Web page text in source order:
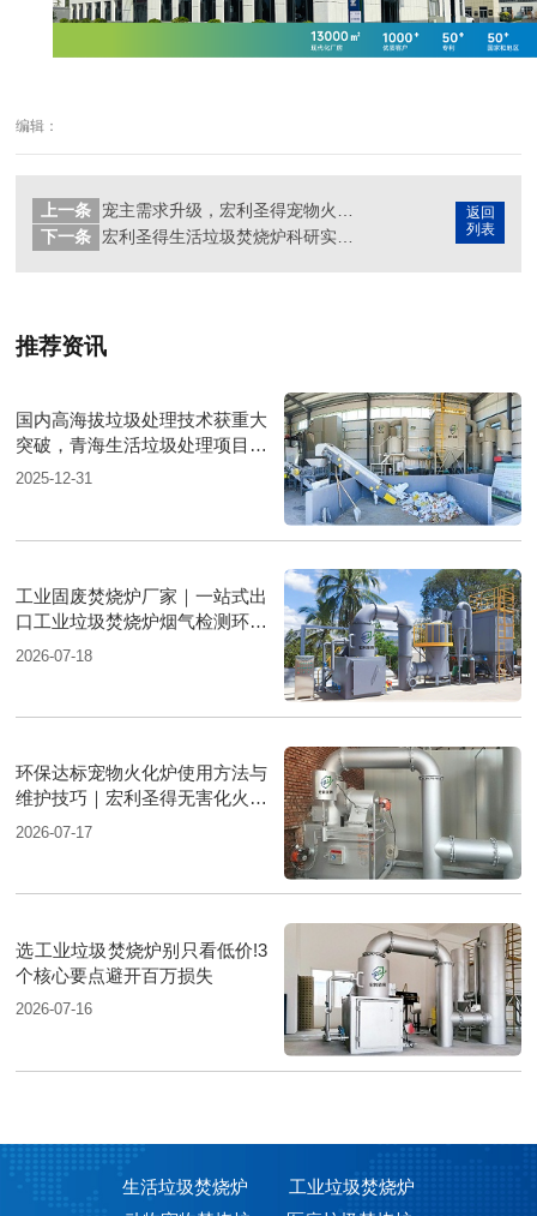
编辑：
返回
列表
上一条
下一条
宏利圣得生活垃圾焚烧炉科研实力铸就环保技术领军者
推荐资讯
国内高海拔垃圾处理技术获重大
突破，青海生活垃圾处理项目树
行业新标杆
2025-12-31
工业固废焚烧炉厂家｜一站式出
口工业垃圾焚烧炉烟气检测环保
达标
2026-07-18
环保达标宠物火化炉使用方法与
维护技巧｜宏利圣得无害化火化
设备科普
2026-07-17
选工业垃圾焚烧炉别只看低价!3
个核心要点避开百万损失
2026-07-16
生活垃圾焚烧炉
工业垃圾焚烧炉